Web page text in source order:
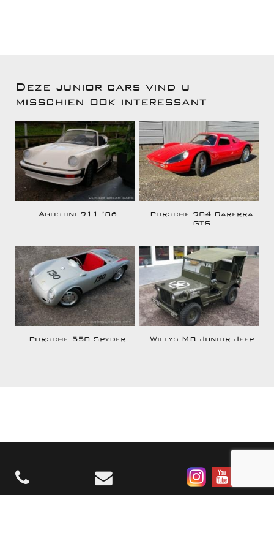
Deze junior cars vind u
misschien ook interessant
Agostini 911 ’86
Porsche 904 Carerra
GTS
Porsche 550 Spyder Willys MB Junior Jeep